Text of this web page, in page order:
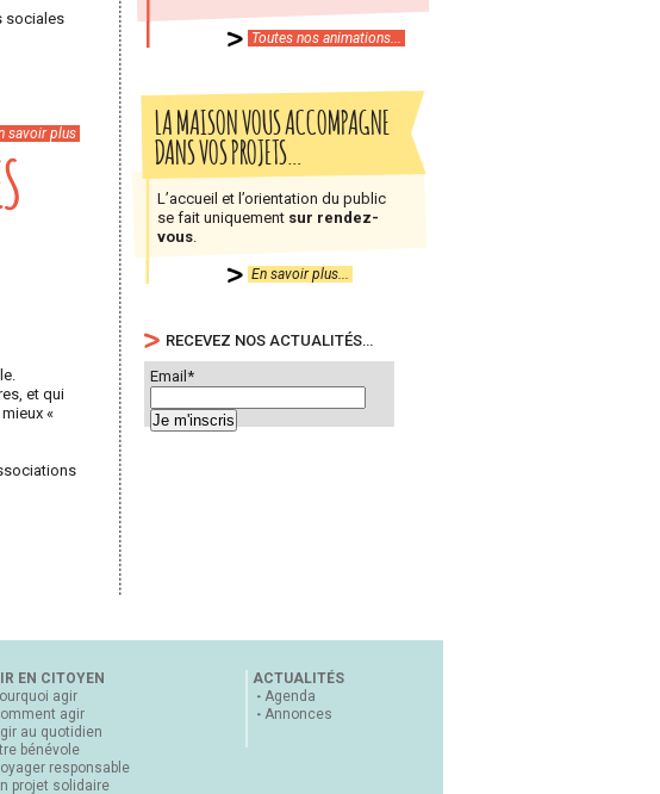
sociales
savoir plus
et qui
«
Toutes nos animations...
LA MAISON VOUS ACCOMPAGNE
DANS VOS PROJETS…
L’accueil et l’orientation du public
se fait uniquement sur rendez-
vous
En savoir plus...
RECEVEZ NOS ACTUALITÉS…
Email*
EN CITOYEN
agir
agir
au quotidien
bénévole
responsable
projet solidaire
ACTUALITÉS
Agenda
Annonces